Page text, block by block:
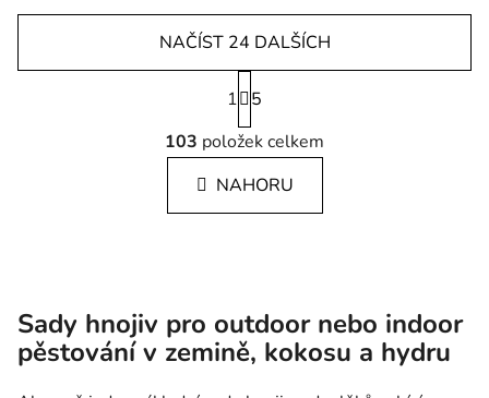
stimulátor a další doplňky
Rhizotonic 5 l, Canna
Cannazym 5 l,...
Ovládací prvky výpisu
NAČÍST 24 DALŠÍCH
Stránkování
1
5
103 položek celkem
NAHORU
Sady hnojiv pro outdoor nebo indoor
pěstování v zemině, kokosu a hydru